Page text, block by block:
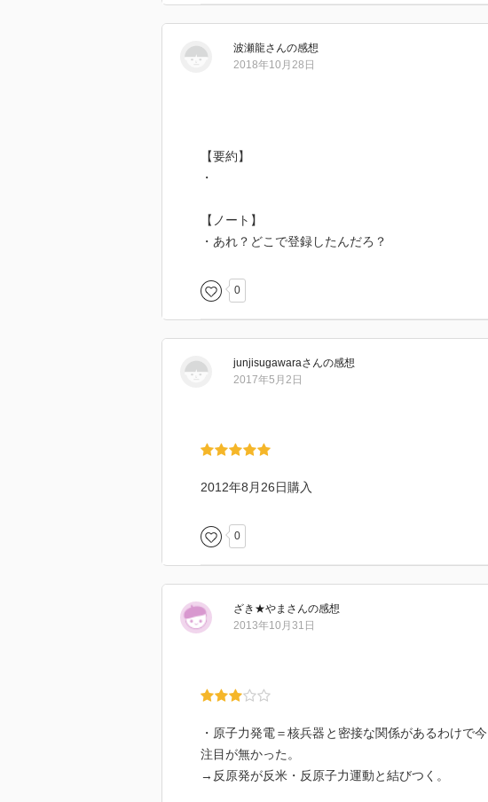
波瀬龍さんの感想
2018年10月28日
【要約】
・
【ノート】
・あれ？どこで登録したんだろ？
0
junjisugawaraさんの感想
2017年5月2日
2012年8月26日購入
0
ざき★やま さんの感想
2013年10月31日
・原子力発電＝核兵器と密接な関係があるわけで
注目が無かった。
→反原発が反米・反原子力運動と結びつく。